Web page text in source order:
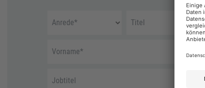
Anrede* Titel
Vorname*
Jobtitel